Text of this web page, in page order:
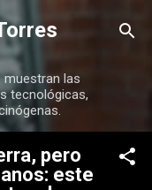
muestran las
tecnológicas,
pero
este